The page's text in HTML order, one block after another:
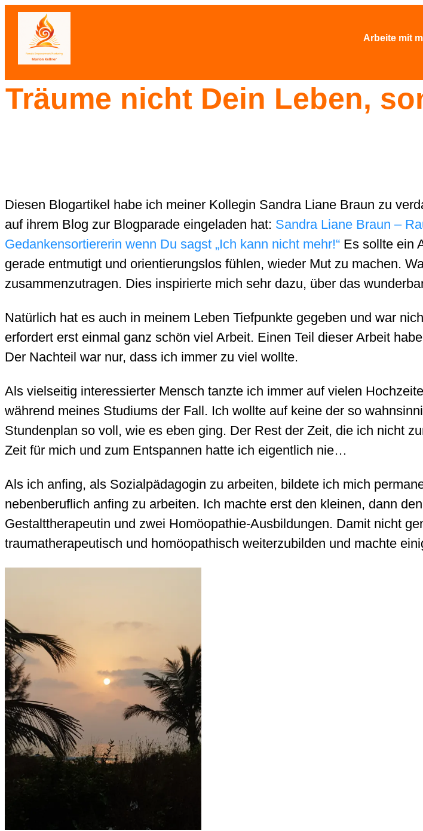
Arbeite mit
Träume nicht Dein Leben,
Diesen Blogartikel habe ich meiner Kollegin Sandra Liane Braun zu
auf ihrem Blog zur Blogparade eingeladen hat: Sandra Liane Braun –
Gedankensortiererin wenn Du sagst „Ich kann nicht mehr!“ Es sollte ein
gerade entmutigt und orientierungslos fühlen, wieder Mut zu machen.
zusammenzutragen. Dies inspirierte mich sehr dazu, über das
Natürlich hat es auch in meinem Leben Tiefpunkte gegeben und war
erfordert erst einmal ganz schön viel Arbeit. Einen Teil dieser Arbeit
Der Nachteil war nur, dass ich immer zu viel wollte.
Als vielseitig interessierter Mensch tanzte ich immer auf vielen
während meines Studiums der Fall. Ich wollte auf keine der so
Stundenplan so voll, wie es eben ging. Der Rest der Zeit, die ich nicht
Zeit für mich und zum Entspannen hatte ich eigentlich nie…
Als ich anfing, als Sozialpädagogin zu arbeiten, bildete ich mich
nebenberuflich anfing zu arbeiten. Ich machte erst den kleinen, dann
Gestalttherapeutin und zwei Homöopathie-Ausbildungen. Damit nicht
traumatherapeutisch und homöopathisch weiterzubilden und machte